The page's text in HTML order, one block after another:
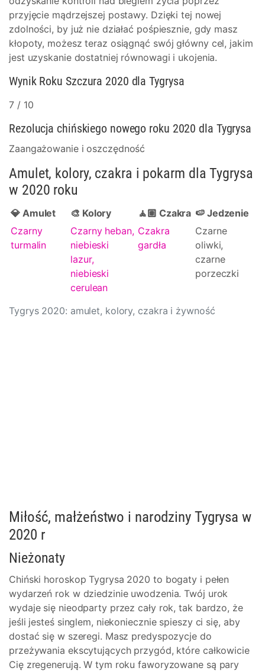
przyjęcie mądrzejszej postawy. Dzięki tej nowej
zdolności, by już nie działać pośpiesznie, gdy masz
kłopoty, możesz teraz osiągnąć swój główny cel, jakim
jest uzyskanie dostatniej równowagi i ukojenia.
Wynik Roku Szczura 2020 dla Tygrysa
7 / 10
Rezolucja chińskiego nowego roku 2020 dla Tygrysa
Zaangażowanie i oszczędność
Amulet, kolory, czakra i pokarm dla Tygrysa
w 2020 roku
Tygrys 2020: amulet, kolory, czakra i żywność
💎 Amulet 🎨 Kolory 🧘🏽 Czakra 🍉 Jedzenie
Czarny
turmalin
Czarny heban,
niebieski
lazur,
niebieski
cerulean
Czakra
gardła
Czarne
oliwki,
czarne
porzeczki
Miłość, małżeństwo i narodziny Tygrysa w
2020 r
Nieżonaty
Chiński horoskop Tygrysa 2020 to bogaty i pełen
wydarzeń rok w dziedzinie uwodzenia. Twój urok
wydaje się nieodparty przez cały rok, tak bardzo, że
jeśli jesteś singlem, niekoniecznie spieszy ci się, aby
dostać się w szeregi. Masz predyspozycje do
przeżywania ekscytujących przygód, które całkowicie
Cię zregenerują. W tym roku faworyzowane są pary